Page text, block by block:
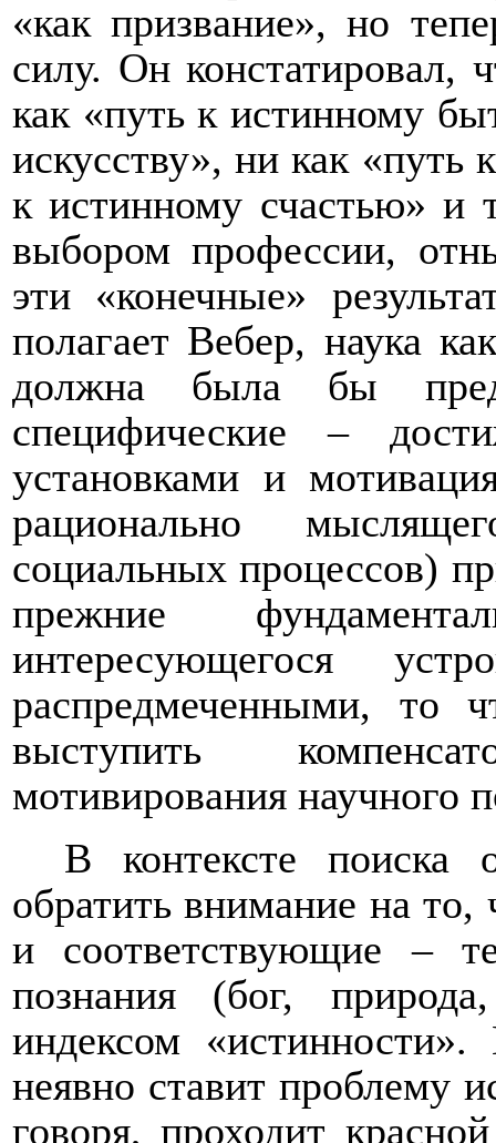
«как призвание», но
силу. Он констатировал,
как «путь к истинному
искусству», ни как «путь
к истинному счастью» и
выбором профессии,
эти «конечные»
полагает Вебер, наука
должна была бы
специфические –
установками и
рационально
социальных процессов)
прежние
интересующегося
распредмеченными, то
выступить
мотивирования научного
В контексте поиска
обратить внимание на
и соответствующие –
познания (бог,
индексом
неявно ставит проблему
говоря, проходит